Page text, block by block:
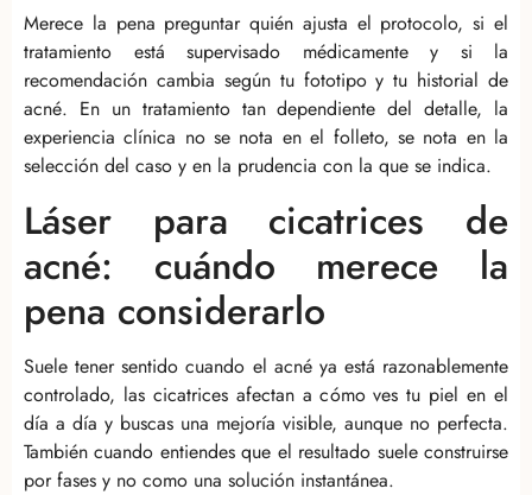
Merece la pena preguntar quién ajusta el protocolo, si el
tratamiento está supervisado médicamente y si la
recomendación cambia según tu fototipo y tu historial de
acné. En un tratamiento tan dependiente del detalle, la
experiencia clínica no se nota en el folleto, se nota en la
selección del caso y en la prudencia con la que se indica.
Láser para cicatrices de
acné: cuándo merece la
pena considerarlo
Suele tener sentido cuando el acné ya está razonablemente
controlado, las cicatrices afectan a cómo ves tu piel en el
día a día y buscas una mejoría visible, aunque no perfecta.
También cuando entiendes que el resultado suele construirse
por fases y no como una solución instantánea.